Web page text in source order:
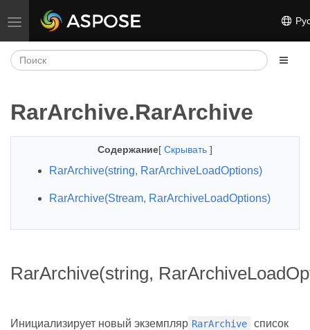
Переключить навигацию
RarArchive.RarArchive
Содержание[ Скрывать ]
RarArchive(string, RarArchiveLoadOptions)
RarArchive(Stream, RarArchiveLoadOptions)
RarArchive(string,
Инициализирует новый экземпляр RarArchive
список